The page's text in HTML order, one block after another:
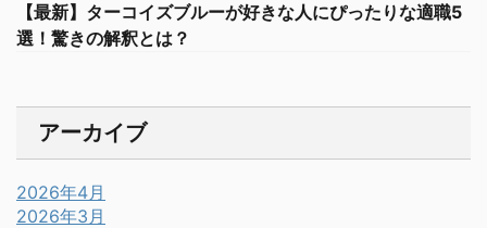
【最新】ターコイズブルーが好きな人にぴったりな適職5
選！驚きの解釈とは？
アーカイブ
2026年4月
2026年3月